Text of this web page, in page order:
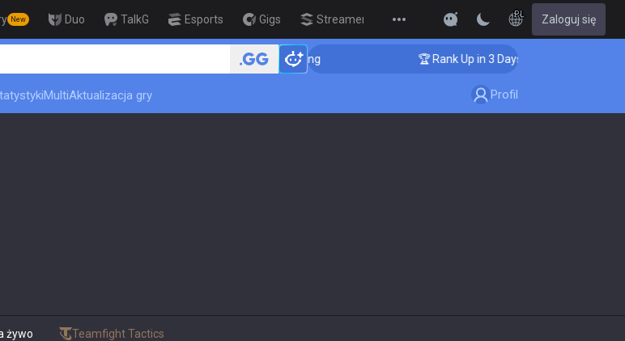
New Duo TalkG Esports Gigs Streamer Overlay PL Zaloguj się
🏆 Rank Up in 3 Days! Challenger Coaching 🏆 Rank Up in 3 Days! Challenger Coaching
MultiAktualizacja gry Profil
żywo Teamfight Tactics